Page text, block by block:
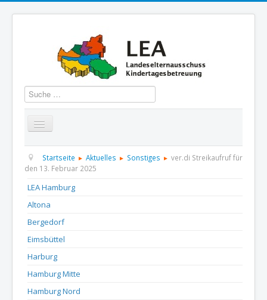
Suchen
Startseite Über uns Aktuelles Termine
Informationen
Kontakt
Startseite Aktuelles Sonstiges
ver.di Streikaufruf für
den 13. Februar 2025
LEA Hamburg
Altona
Bergedorf
Eimsbüttel
Harburg
Hamburg Mitte
Hamburg Nord